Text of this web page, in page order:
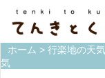
ホーム > 行楽地の天気
気